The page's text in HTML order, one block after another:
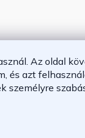
Az oldal
és azt
személyre